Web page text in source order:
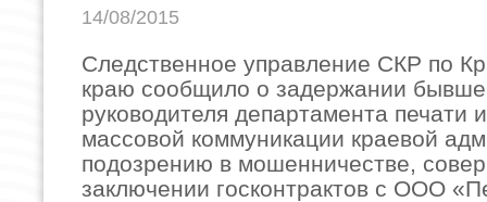
14/08/2015
Следственное управление СКР по
краю сообщило о задержании
руководителя департамента печати
массовой коммуникации краевой
подозрению в мошенничестве,
заключении госконтрактов с ООО